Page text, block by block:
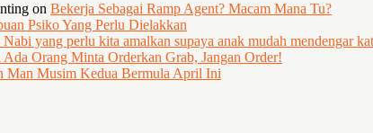
on Bekerja Sebagai Ramp Agent? Macam Mana Tu?
Psiko Yang Perlu Dielakkan
yang perlu kita amalkan supaya anak mudah mendengar
Ada Orang Minta Orderkan Grab, Jangan Order!
Man Musim Kedua Bermula April Ini